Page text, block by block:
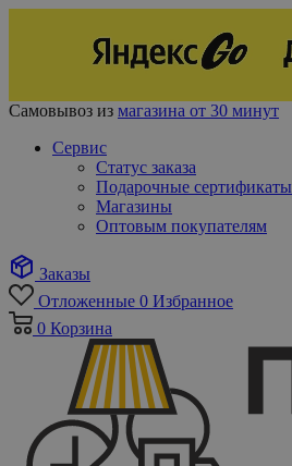
Самовывоз из магазина от 30 минут
Сервис
Статус заказа
Подарочные сертификаты
Магазины
Оптовым покупателям
Заказы
Отложенные 0 Избранное
0 Корзина